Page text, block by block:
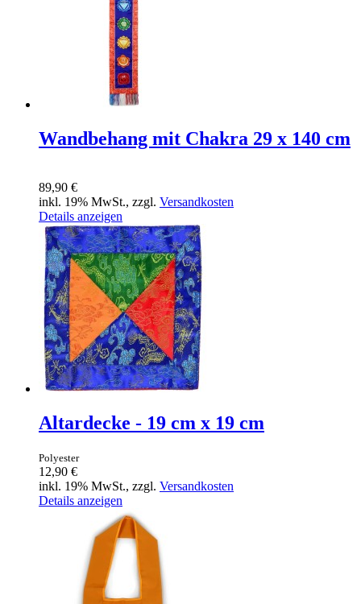
Wandbehang mit Chakra 29 x 140 cm
89,90 €
inkl. 19% MwSt., zzgl. Versandkosten
Details anzeigen
Altardecke - 19 cm x 19 cm
Polyester
12,90 €
inkl. 19% MwSt., zzgl. Versandkosten
Details anzeigen